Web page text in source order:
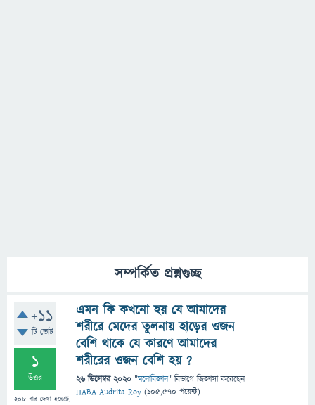
সম্পর্কিত প্রশ্নগুচ্ছ
+11
টি ভোট
1
উত্তর
208 বার দেখা হয়েছে
এমন কি কখনো হয় যে আমাদের
শরীরে মেদের তুলনায় হাড়ের ওজন
বেশি থাকে যে কারণে আমাদের
শরীরের ওজন বেশি হয় ?
26 ডিসেম্বর 2020 "মনোবিজ্ঞান" বিভাগে জিজ্ঞাসাকরেছেন
HABA Audrita Roy (105,570 পয়েন্ট)